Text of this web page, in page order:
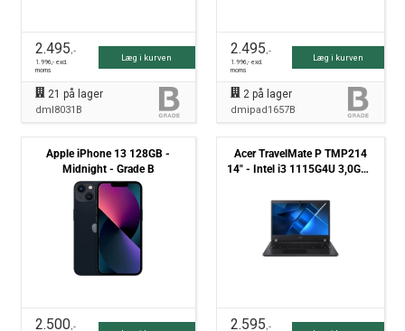
2.495,-
1.996,- excl.
moms
Læg i kurven
21 på lager
dml8031B
2.495,-
1.996,- excl.
moms
Læg i kurven
2 på lager
dmipad1657B
Apple iPhone 13 128GB -
Midnight - Grade B
2.500,-
Acer TravelMate P TMP214
14" - Intel i3 1115G4U 3,0GHz
- Grade B
2.595,-